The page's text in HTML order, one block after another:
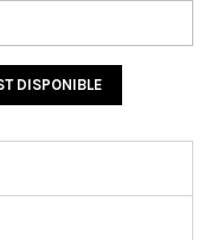
DISPONIBLE